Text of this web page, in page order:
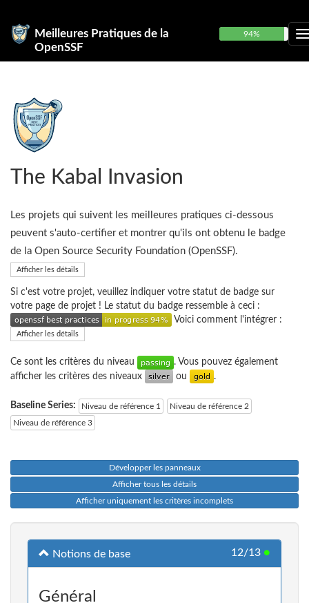
Meilleures Pratiques de la
OpenSSF
94%
The Kabal Invasion
Les projets qui suivent les meilleures pratiques ci-dessous
peuvent s'auto-certifier et montrer qu'ils ont obtenu le badge
de la Open Source Security Foundation (OpenSSF).
Afficher les détails
Si c'est votre projet, veuillez indiquer votre statut de badge sur
votre page de projet ! Le statut du badge ressemble à ceci :
Voici comment l'intégrer :
Afficher les détails
Ce sont les critères du niveau
. Vous pouvez également
afficher les critères des niveaux
ou .
Baseline Series: Niveau de référence 1
Niveau de référence 2
Niveau de référence 3
Développer les panneaux
Afficher tous les détails
Afficher uniquement les critères incomplets
Notions de base 12/13 ●
Général